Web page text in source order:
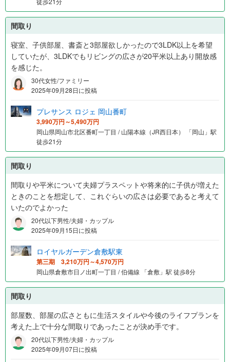
間取り
寝室、子供部屋、書斎と3部屋欲しかったので3LDK以上を希望
していたが、3LDKでもリビングの広さが20平米以上あり開放感
を感じた。
30代女性/ファミリー
2025年09月28日に投稿
プレサンス ロジェ 岡山番町
3,990万円～5,490万円
岡山県岡山市北区番町一丁目 / 山陽本線（JR西日本） 「岡山」駅
徒歩21分
間取り
間取りや平米について夫婦プラスペットや将来的に子供が増えた
ときのことを想定して、これぐらいの広さは必要であると考えて
いたのでよかった
20代以下男性/夫婦・カップル
2025年09月15日に投稿
ロイヤルガーデン倉敷駅東
第三期 3,210万円～4,570万円
岡山県倉敷市日ノ出町一丁目 / 伯備線 「倉敷」駅 徒歩8分
間取り
部屋数、部屋の広さともに生活スタイルや今後のライフプランを
考えた上で十分な間取りであったことが決め手です。
20代以下男性/夫婦・カップル
2025年09月07日に投稿